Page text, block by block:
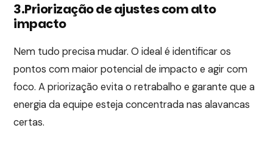
3.Priorização de ajustes com alto
impacto
Nem tudo precisa mudar. O ideal é identificar os
pontos com maior potencial de impacto e agir com
foco. A priorização evita o retrabalho e garante que a
energia da equipe esteja concentrada nas alavancas
certas.